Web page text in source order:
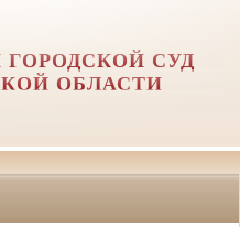
СУД
ОБЛАСТИ